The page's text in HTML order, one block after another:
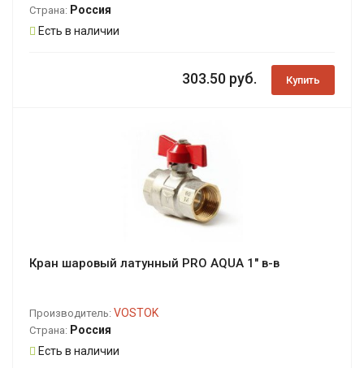
Страна: Россия
Есть в наличии
303.50 руб. Купить
Кран шаровый латунный PRO AQUA 1" в-в
Производитель: VOSTOK
Страна: Россия
Есть в наличии